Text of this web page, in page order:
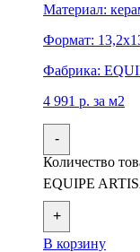
Материал:
Формат:
Фабрика:
4 991 р. за м2
-
Количество
EQUIPE
+
В корзину